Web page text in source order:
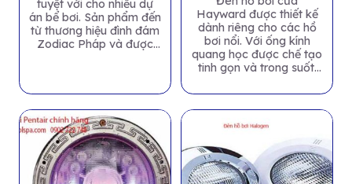
tuyệt vời cho nhiều dự
án bể bơi. Sản phẩm đến
từ thương hiệu đình đám
Zodiac Pháp và được
Hayward được thiết kế
dành riêng cho các hồ
bơi nổi. Với ống kính
quang học được chế tạo
tinh gọn và trong suốt.